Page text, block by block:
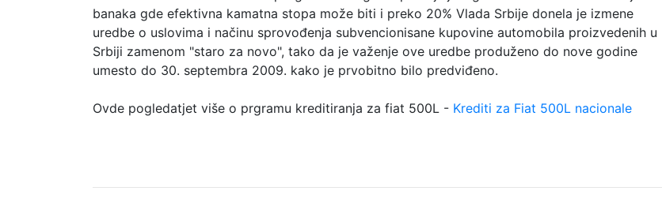
banaka gde efektivna kamatna stopa može biti i preko 20% Vlada Srbije donela je izmene
uredbe o uslovima i načinu sprovođenja subvencionisane kupovine automobila proizvedenih u
Srbiji zamenom "staro za novo", tako da je važenje ove uredbe produženo do nove godine
umesto do 30. septembra 2009. kako je prvobitno bilo predviđeno.
Ovde pogledatjet više o prgramu kreditiranja za fiat 500L - Krediti za Fiat 500L nacionale